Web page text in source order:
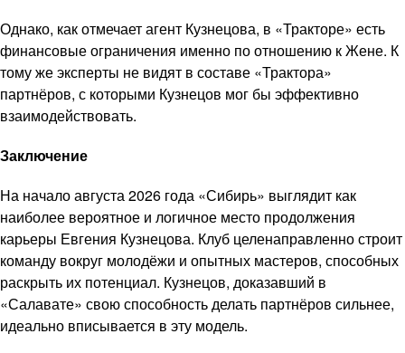
Однако, как отмечает агент Кузнецова, в «Тракторе» есть
финансовые ограничения именно по отношению к Жене. К
тому же эксперты не видят в составе «Трактора»
партнёров, с которыми Кузнецов мог бы эффективно
взаимодействовать.
Заключение
На начало августа 2026 года «Сибирь» выглядит как
наиболее вероятное и логичное место продолжения
карьеры Евгения Кузнецова. Клуб целенаправленно строит
команду вокруг молодёжи и опытных мастеров, способных
раскрыть их потенциал. Кузнецов, доказавший в
«Салавате» свою способность делать партнёров сильнее,
идеально вписывается в эту модель.